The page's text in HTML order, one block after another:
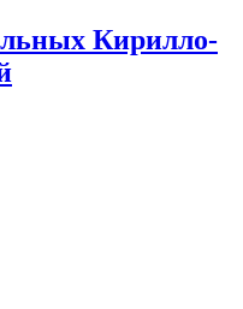
Кирилло-